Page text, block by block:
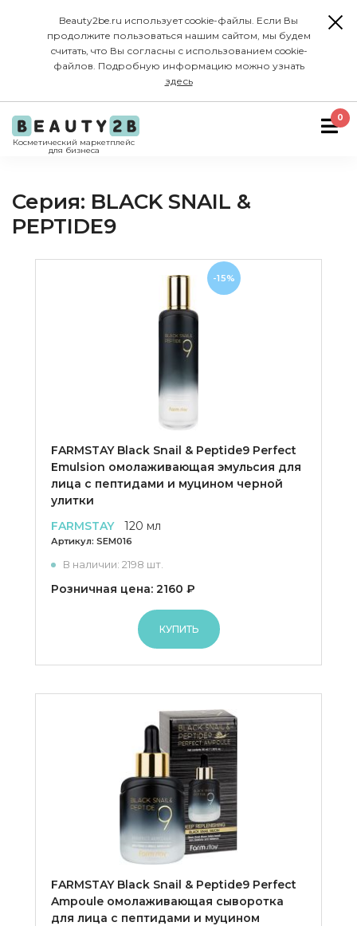
Beauty2be.ru использует cookie-файлы. Если Вы
продолжите пользоваться нашим сайтом, мы будем
считать, что Вы согласны с использованием cookie-
файлов. Подробную информацию можно узнать
здесь
Косметический маркетплейс
для бизнеса
0
Серия: BLACK SNAIL &
PEPTIDE9
FARMSTAY Black Snail & Peptide9 Perfect
Emulsion омолаживающая эмульсия для
лица с пептидами и муцином черной
улитки
FARMSTAY
120 мл
Артикул: SEM016
В наличии: 2198 шт.
Розничная цена: 2160 ₽
КУПИТЬ
-15%
FARMSTAY Black Snail & Peptide9 Perfect
Ampoule омолаживающая сыворотка
для лица с пептидами и муцином